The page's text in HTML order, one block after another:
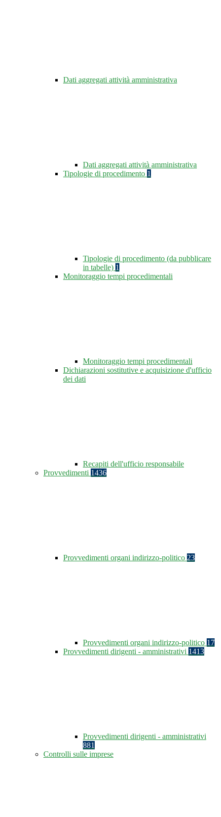
Dati aggregati attività amministrativa
Dati aggregati attività amministrativa
Tipologie di procedimento 1
Tipologie di procedimento (da pubblicare
in tabelle) 1
Monitoraggio tempi procedimentali
Monitoraggio tempi procedimentali
Dichiarazioni sostitutive e acquisizione d'ufficio
dei dati
Recapiti dell'ufficio responsabile
Provvedimenti 1436
Provvedimenti organi indirizzo-politico 23
Provvedimenti organi indirizzo-politico 17
Provvedimenti dirigenti - amministrativi 1413
Provvedimenti dirigenti - amministrativi
881
Controlli sulle imprese